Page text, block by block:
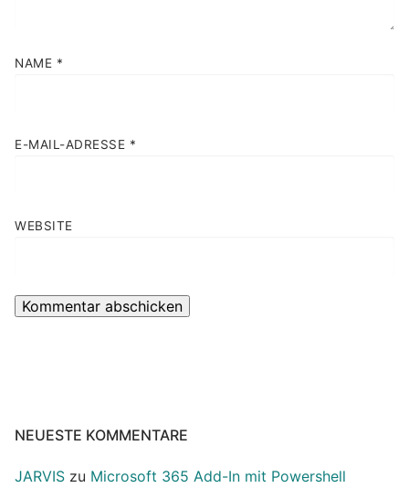
NAME *
E-MAIL-ADRESSE *
WEBSITE
NEUESTE KOMMENTARE
JARVIS zu Microsoft 365 Add-In mit Powershell